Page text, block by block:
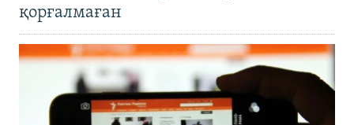
қорғалмаған